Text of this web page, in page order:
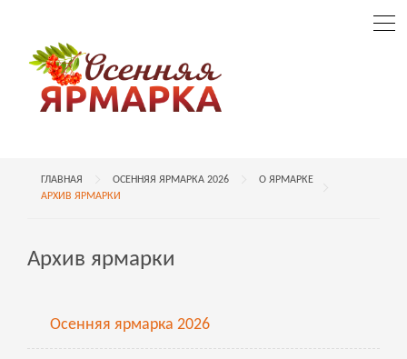
ГЛАВНАЯ ОСЕННЯЯ ЯРМАРКА 2026
О ЯРМАРКЕ
АРХИВ ЯРМАРКИ
Архив ярмарки
Осенняя ярмарка 2026